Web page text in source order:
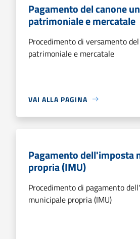
Pagamento del canone
patrimoniale e mercatale
Procedimento di versamento
patrimoniale e mercatale
VAI ALLA PAGINA
Pagamento dell'imposta
propria (IMU)
Procedimento di pagamento
municipale propria (IMU)